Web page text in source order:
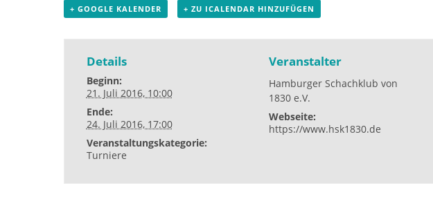
+ GOOGLE KALENDER + ZU ICALENDAR HINZUFÜGEN
Details
Beginn:
21. Juli 2016, 10:00
Ende:
24. Juli 2016, 17:00
Veranstaltungskategorie:
Turniere
Veranstalter
Hamburger Schachklub von
1830 e.V.
Webseite:
https://www.hsk1830.de